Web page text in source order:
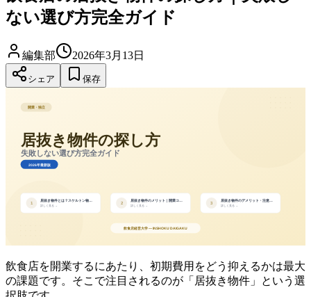
ない選び方完全ガイド
編集部 2026年3月13日
シェア 保存
飲食店を開業するにあたり、初期費用をどう抑えるかは最大
の課題です。そこで注目されるのが「居抜き物件」という選